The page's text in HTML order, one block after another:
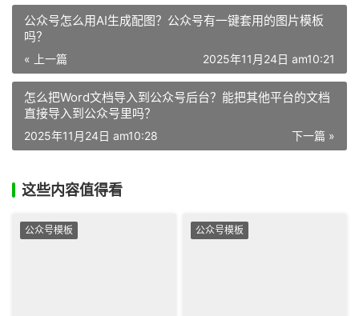
公众号怎么用AI生成配图？公众号有一键套用的图片模板
吗？
« 上一篇 2025年11月24日 am10:21
怎么把Word文档导入到公众号后台？能把其他平台的文档
直接导入到公众号里吗？
下一篇 »
2025年11月24日 am10:28
这些内容值得看
公众号模板 公众号模板